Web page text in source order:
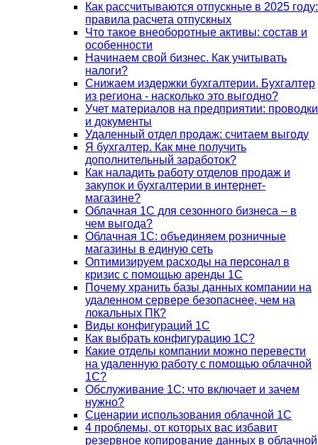
Как рассчитываются отпускные в 2025 году:
правила расчета отпускных
Что такое внеоборотные активы: состав и
особенности
Начинаем свой бизнес. Как учитывать
налоги?
Снижаем издержки бухгалтерии. Бухгалтер
из региона - насколько это выгодно?
Учет материалов на предприятии: проводки
и документы
Удаленный отдел продаж: считаем выгоду
Я бухгалтер. Как мне получить
дополнительный заработок?
Как наладить работу отделов продаж и
закупок и бухгалтерии в интернет-
магазине?
Облачная 1С для сезонного бизнеса – в
чем выгода?
Облачная 1С: объединяем розничные
магазины в единую сеть
Оптимизируем расходы на персонал в
кризис с помощью аренды 1С
Почему хранить базы данных компании на
удаленном сервере безопаснее, чем на
локальных ПК?
Виды конфигураций 1С
Как выбрать конфигурацию 1С?
Какие отделы компании можно перевести
на удаленную работу с помощью облачной
1С?
Обслуживание 1С: что включает и зачем
нужно?
Сценарии использования облачной 1С
4 проблемы, от которых вас избавит
резервное копирование данных в облачной